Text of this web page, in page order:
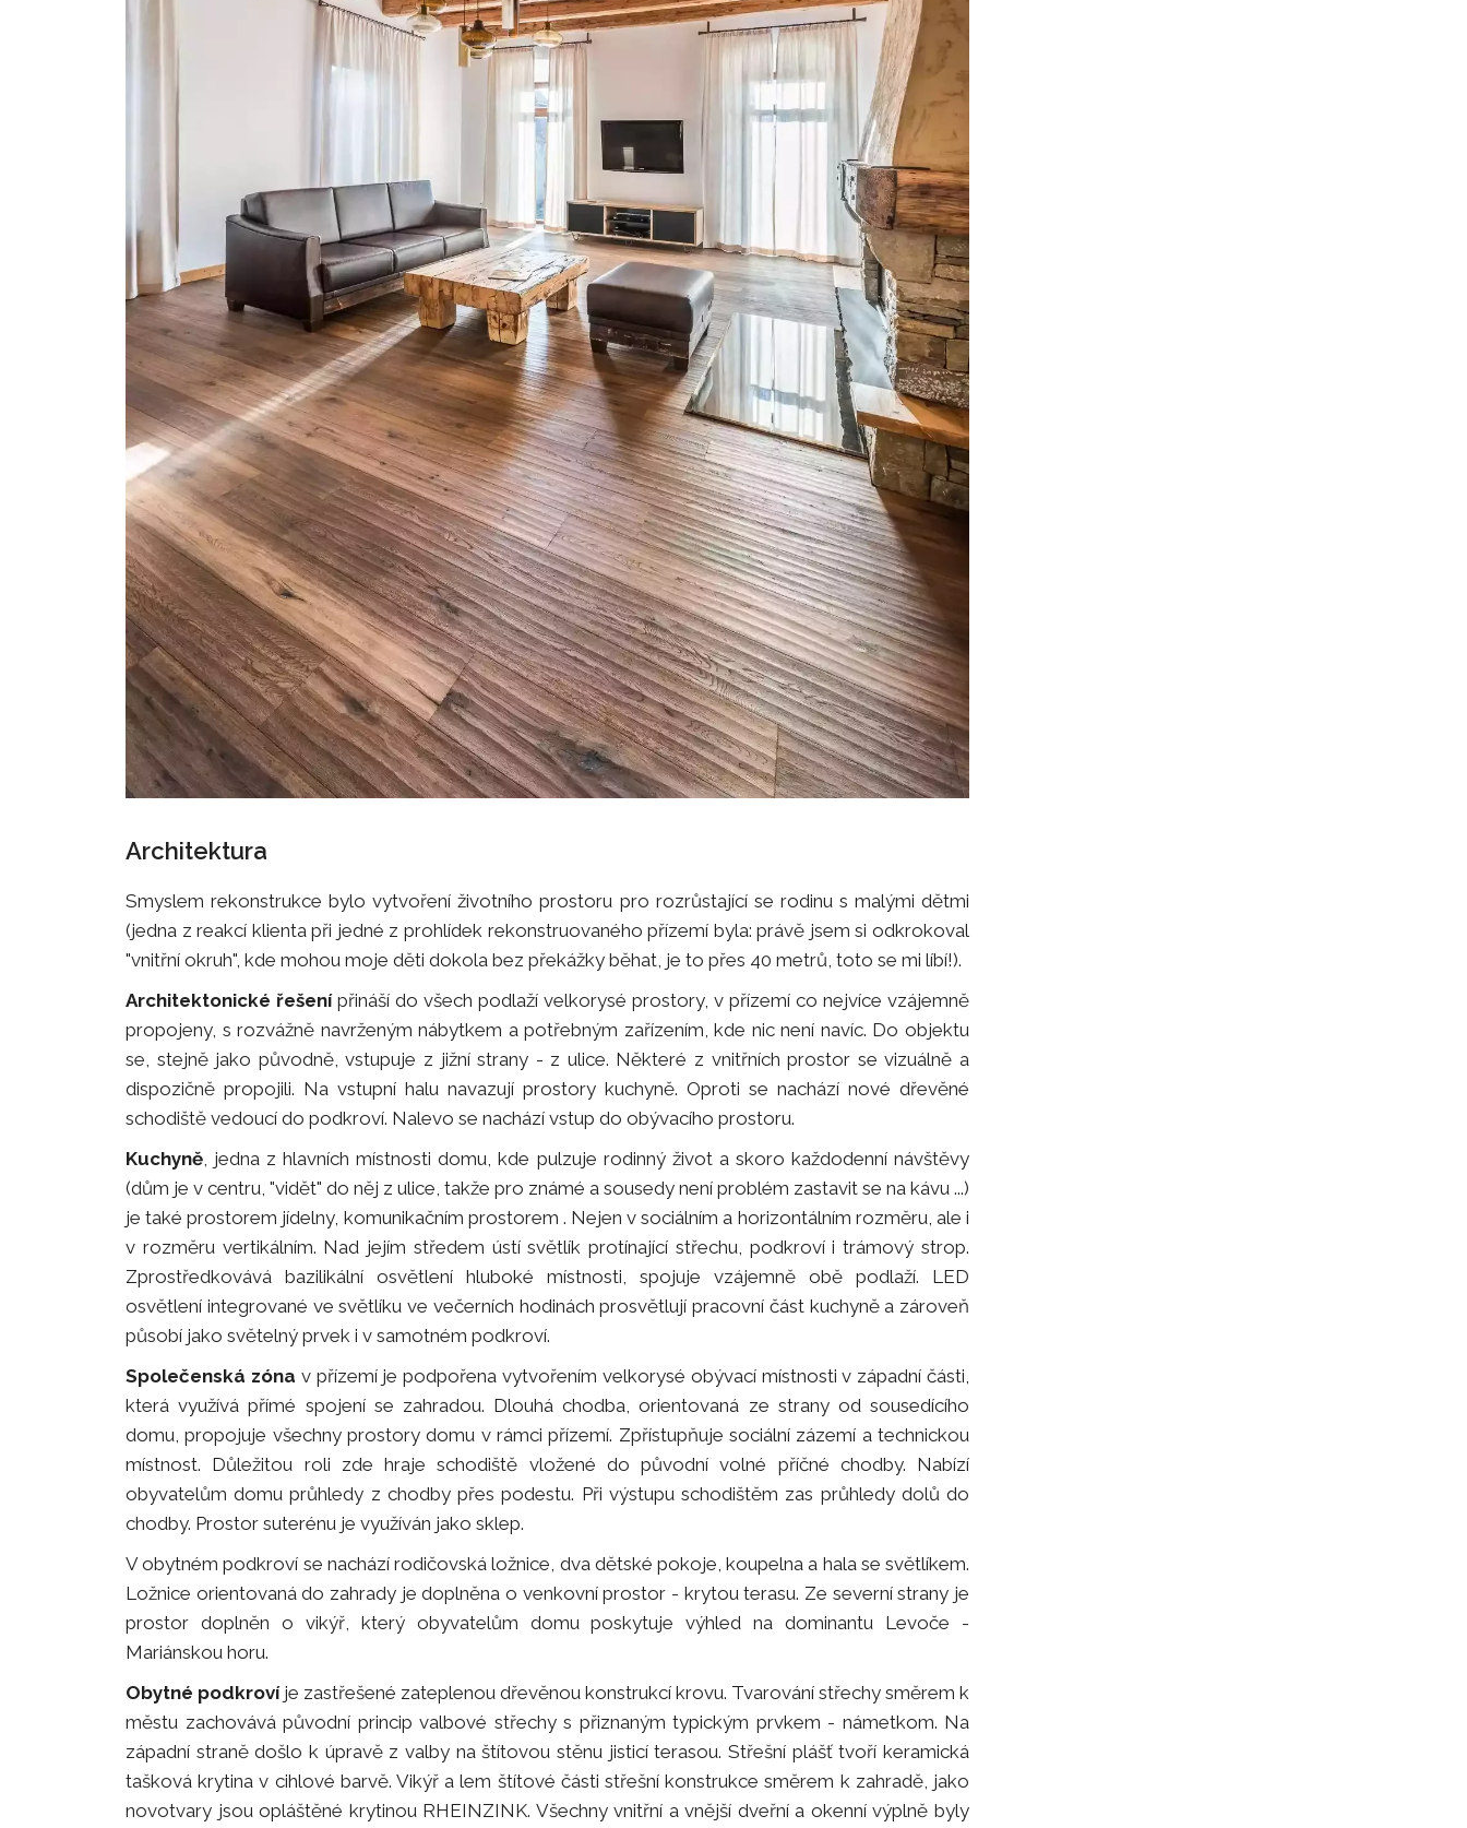
Architektura
Smyslem rekonstrukce bylo vytvoření životního prostoru pro rozrůstající se rodinu s malými dětmi
(jedna z reakcí klienta při jedné z prohlídek rekonstruovaného přízemí byla: právě jsem si odkrokoval
"vnitřní okruh", kde mohou moje děti dokola bez překážky běhat, je to přes 40 metrů, toto se mi líbí!).
Architektonické řešenípřináší do všech podlaží velkorysé prostory, v přízemí co nejvíce vzájemně
propojeny, s rozvážně navrženým nábytkem a potřebným zařízením, kde nic není navíc. Do objektu
se, stejně jako původně, vstupuje z jižní strany - z ulice. Některé z vnitřních prostor se vizuálně a
dispozičně propojili. Na vstupní halu navazují prostory kuchyně. Oproti se nachází nové dřevěné
schodiště vedoucí do podkroví. Nalevo se nachází vstup do obývacího prostoru.
Kuchyně, jedna z hlavních místnosti domu, kde pulzuje rodinný život a skoro každodenní návštěvy
(dům je v centru, "vidět" do něj z ulice, takže pro známé a sousedy není problém zastavit se na kávu ...)
je také prostorem jídelny, komunikačním prostorem . Nejen v sociálním a horizontálním rozměru, ale i
v rozměru vertikálním. Nad jejím středem ústí světlík protínající střechu, podkroví i trámový strop.
Zprostředkovává bazilikální osvětlení hluboké místnosti, spojuje vzájemně obě podlaží. LED
osvětlení integrované ve světlíku ve večerních hodinách prosvětlují pracovní část kuchyně a zároveň
působí jako světelný prvek i v samotném podkroví.
Společenská zóna v přízemí je podpořena vytvořením velkorysé obývací místnosti v západní části,
která využívá přímé spojení se zahradou. Dlouhá chodba, orientovaná ze strany od sousedícího
domu, propojuje všechny prostory domu v rámci přízemí. Zpřístupňuje sociální zázemí a technickou
místnost. Důležitou roli zde hraje schodiště vložené do původní volné příčné chodby. Nabízí
obyvatelům domu průhledy z chodby přes podestu. Při výstupu schodištěm zas průhledy dolů do
chodby. Prostor suterénu je využíván jako sklep.
V obytném podkroví se nachází rodičovská ložnice, dva dětské pokoje, koupelna a hala se světlíkem.
Ložnice orientovaná do zahrady je doplněna o venkovní prostor - krytou terasu. Ze severní strany je
prostor doplněn o vikýř, který obyvatelům domu poskytuje výhled na dominantu Levoče -
Mariánskou horu.
Obytné podkrovíje zastřešené zateplenou dřevěnou konstrukcí krovu. Tvarování střechy směrem k
městu zachovává původní princip valbové střechy s přiznaným typickým prvkem - námetkom. Na
západní straně došlo k úpravě z valby na štítovou stěnu jisticí terasou. Střešní plášť tvoří keramická
tašková krytina v cihlové barvě. Vikýř a lem štítové části střešní konstrukce směrem k zahradě, jako
novotvary jsou opláštěné krytinou RHEINZINK. Všechny vnitřní a vnější dveřní a okenní výplně byly